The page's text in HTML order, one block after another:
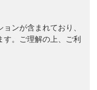
ンが含まれており、
。ご理解の上、ご利